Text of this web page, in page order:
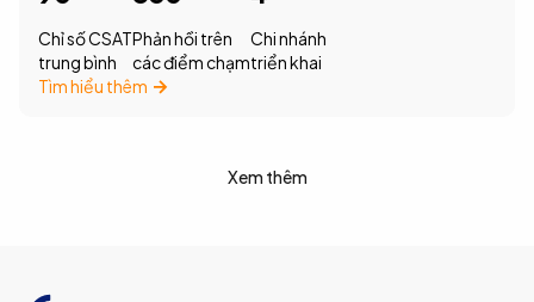
Chỉ số CSAT
trung bình
Phản hồi trên
các điểm chạm
Chi nhánh
triển khai
Tìm hiểu thêm
Xem thêm